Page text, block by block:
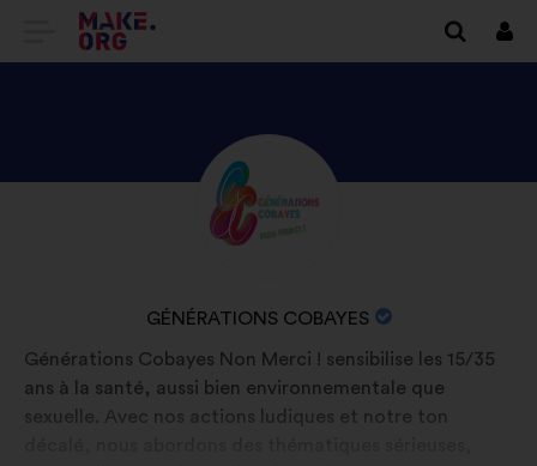
ОТИДЕТЕ
НАЧАЛНАТА
СТРАНИЦА
ВИЖТЕ
GÉNÉRATIONS
ИМЕ
НА
ОРГАНИЗАЦИЯТА:
GÉNÉRATIONS COBAYES
Биография:
Générations Cobayes Non Merci ! sensibilise les 15/35
ans à la santé, aussi bien environnementale que
sexuelle. Avec nos actions ludiques et notre ton